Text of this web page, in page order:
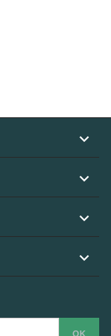
calidad. Se
en China. El té
de juventud y



